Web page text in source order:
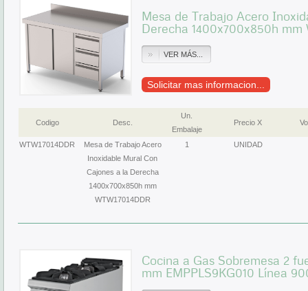
Mesa de Trabajo Acero
Derecha 1400x700x850h mm
VER MÁS...
Solicitar mas informacion...
Codigo Desc.
Un.
Embalaje
Precio X
WTW17014DDR
Mesa de Trabajo Acero
Inoxidable Mural Con
Cajones a la Derecha
1400x700x850h mm
WTW17014DDR
1 UNIDAD
Cocina a Gas Sobremesa 2
mm EMPPLS9KG010 Línea